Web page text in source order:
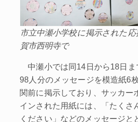
市立中瀬小学校に掲示された
賀市西明寺で
中瀬小では同14日から18日ま
98人分のメッセージを模造紙6
関前に掲示しており、サッカー
インされた用紙には、「たくさ
ください」などのメッセージと